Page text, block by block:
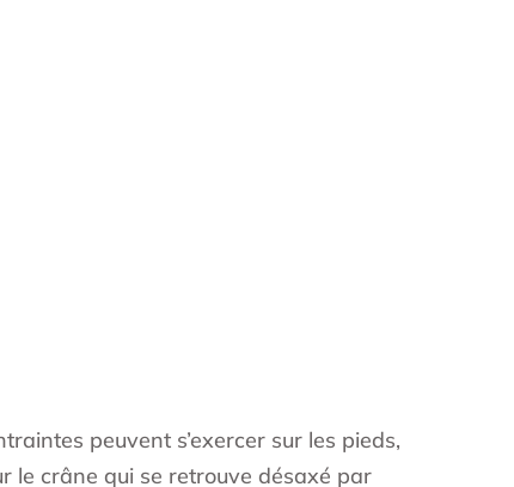
peuvent s’exercer sur les pieds,
le crâne qui se retrouve désaxé par